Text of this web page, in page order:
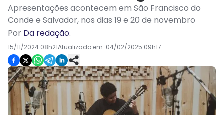
Apresentações acontecem em São Francisco do
Conde e Salvador, nos dias 19 e 20 de novembro
Por Da redação.
15/11/2024 08h21Atualizado em: 04/02/2025 09h17